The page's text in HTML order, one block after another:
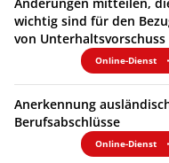
wichtig sind für den
von Unterhaltsvorschuss
Online-Dienst
Anerkennung
Berufsabschlüsse
Online-Dienst